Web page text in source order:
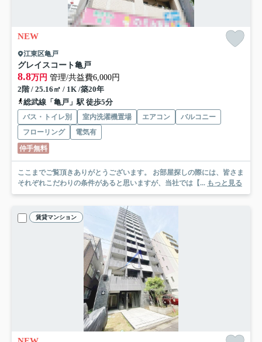
NEW
江東区亀戸
グレイスコート亀戸
8.8万円 管理/共益費6,000円
2階 / 25.16㎡ / 1K /築20年
総武線「亀戸」駅 徒歩5分
バス・トイレ別 室内洗濯機置場 エアコン
バルコニー
フローリング
電気有
仲手無料
ここまでご覧頂きありがとうございます。 お部屋探しの際には、皆さま
それぞれこだわりの条件があると思いますが、当社では【... もっと見る
賃貸マンション